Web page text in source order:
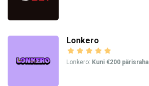
Lonkero
Lonkero: Kuni €200 pärisraha